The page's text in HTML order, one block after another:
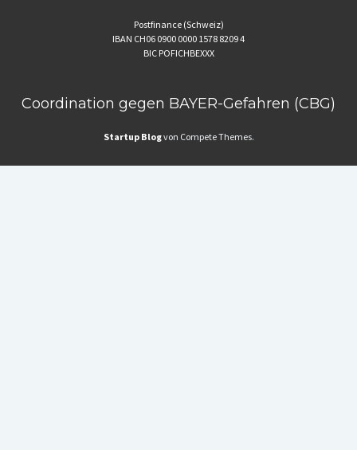
Postfinance (Schweiz)
IBAN CH06 0900 0000 1578 8209 4
BIC POFICHBEXXX
Coordination gegen BAYER-Gefahren (CBG)
Startup Blogvon Compete Themes.